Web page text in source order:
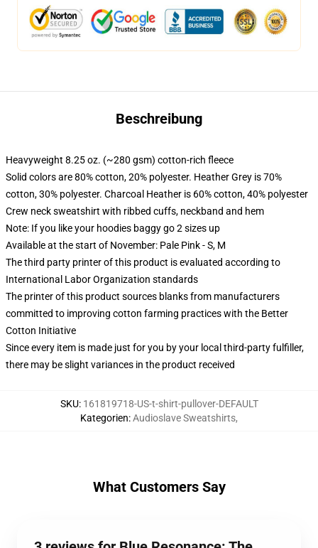
Beschreibung
Heavyweight 8.25 oz. (~280 gsm) cotton-rich fleece
Solid colors are 80% cotton, 20% polyester. Heather Grey is 70%
cotton, 30% polyester. Charcoal Heather is 60% cotton, 40% polyester
Crew neck sweatshirt with ribbed cuffs, neckband and hem
Note: If you like your hoodies baggy go 2 sizes up
Available at the start of November: Pale Pink - S, M
The third party printer of this product is evaluated according to
International Labor Organization standards
The printer of this product sources blanks from manufacturers
committed to improving cotton farming practices with the Better
Cotton Initiative
Since every item is made just for you by your local third-party fulfiller,
there may be slight variances in the product received
SKU: 161819718-US-t-shirt-pullover-DEFAULT
Kategorien:Audioslave Sweatshirts,
What Customers Say